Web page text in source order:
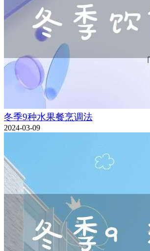
冬季9种水果餐烹调法
2024-03-09